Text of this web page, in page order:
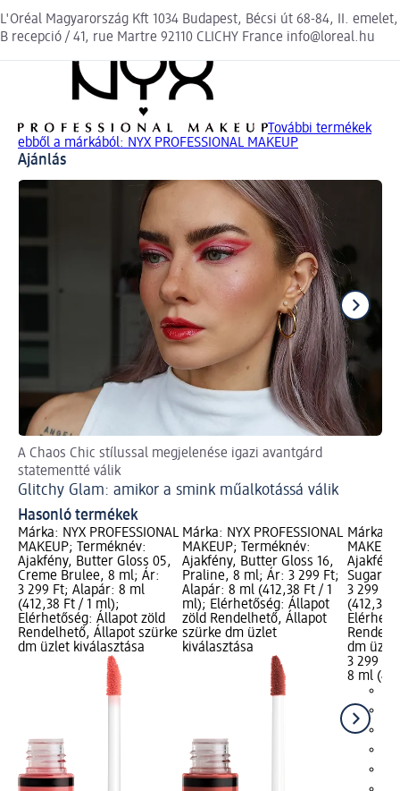
L'Oréal Magyarország Kft 1034 Budapest, Bécsi út 68-84, II. emelet,
B recepció / 41, rue Martre 92110 CLICHY France info@loreal.hu
További termékek
ebből a márkából: NYX PROFESSIONAL MAKEUP
Ajánlás
A Chaos Chic stílussal megjelenése igazi avantgárd
statementté válik
Glitchy Glam: amikor a smink műalkotássá válik
Hasonló termékek
Márka: NYX PROFESSIONAL
MAKEUP; Terméknév:
Ajakfény, Butter Gloss 05,
Creme Brulee, 8 ml; Ár:
3 299 Ft; Alapár: 8 ml
(412,38 Ft / 1 ml);
Elérhetőség: Állapot zöld
Rendelhető, Állapot szürke
dm üzlet kiválasztása
Márka: NYX PROFESSIONAL
MAKEUP; Terméknév:
Ajakfény, Butter Gloss 16,
Praline, 8 ml; Ár: 3 299 Ft;
Alapár: 8 ml (412,38 Ft / 1
ml); Elérhetőség: Állapot
zöld Rendelhető, Állapot
szürke dm üzlet
kiválasztása
Márka:
Sugar
3 299
(412,38
dm
3 299 Ft
8 ml